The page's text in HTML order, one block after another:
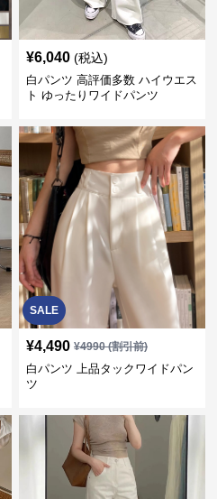
¥6,040 (税込)
白パンツ 高評価多数 ハイウエス
ト ゆったりワイドパンツ
SALE
¥4,490 ¥4990(割引前)
白パンツ 上品タックワイドパン
ツ